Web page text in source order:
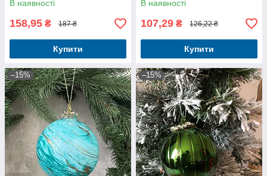
В наявності
158,95 ₴ 187 ₴
Купити
В наявності
107,29 ₴ 126,22 ₴
Купити
–15% –15%